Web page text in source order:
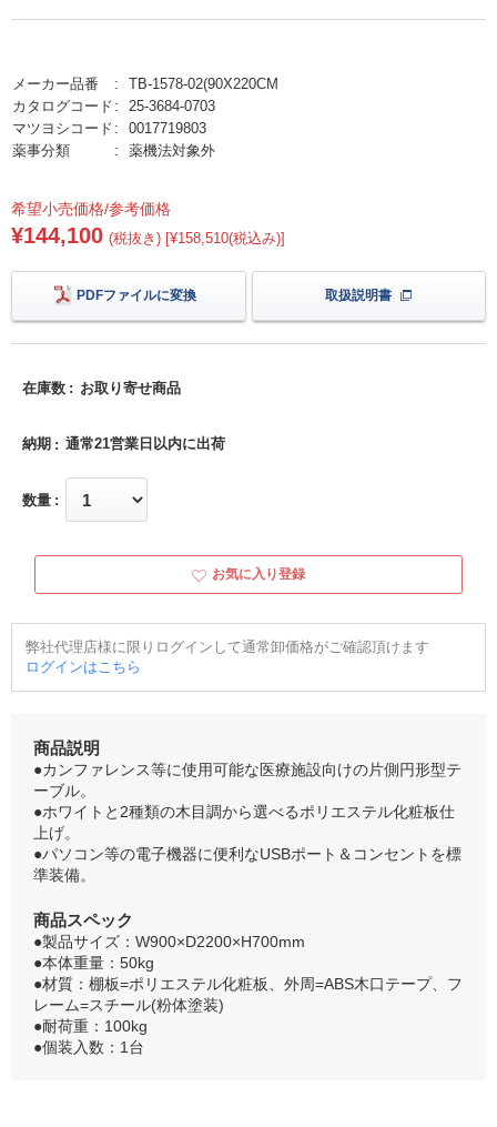
メーカー品番
TB-1578-02(90X220CM
カタログコード
25-3684-0703
マツヨシコード
0017719803
薬事分類
薬機法対象外
希望小売価格/参考価格
¥144,100 (税抜き) [¥158,510(税込み)]
PDFファイルに変換 取扱説明書
在庫数 お取り寄せ商品
納期 通常21営業日以内に出荷
数量
お気に入り登録
弊社代理店様に限りログインして通常卸価格がご確認頂けます
ログインはこちら
商品説明
●カンファレンス等に使用可能な医療施設向けの片側円形型テ
ーブル。
●ホワイトと2種類の木目調から選べるポリエステル化粧板仕
上げ。
●パソコン等の電子機器に便利なUSBポート＆コンセントを標
準装備。
商品スペック
●製品サイズ：W900×D2200×H700mm
●本体重量：50kg
●材質：棚板=ポリエステル化粧板、外周=ABS木口テープ、フ
レーム=スチール(粉体塗装)
●耐荷重：100kg
●個装入数：1台